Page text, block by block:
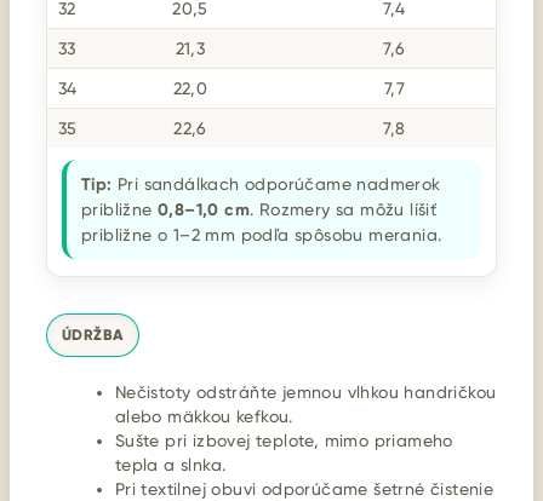
32 20,5 7,4
33 21,3 7,6
34 22,0 7,7
35 22,6 7,8
Tip: Pri sandálkach odporúčame nadmerok
približne 0,8–1,0 cm. Rozmery sa môžu líšiť
približne o 1–2 mm podľa spôsobu merania.
ÚDRŽBA
Nečistoty odstráňte jemnou vlhkou handričkou
alebo mäkkou kefkou.
Sušte pri izbovej teplote, mimo priameho
tepla a slnka.
Pri textilnej obuvi odporúčame šetrné čistenie